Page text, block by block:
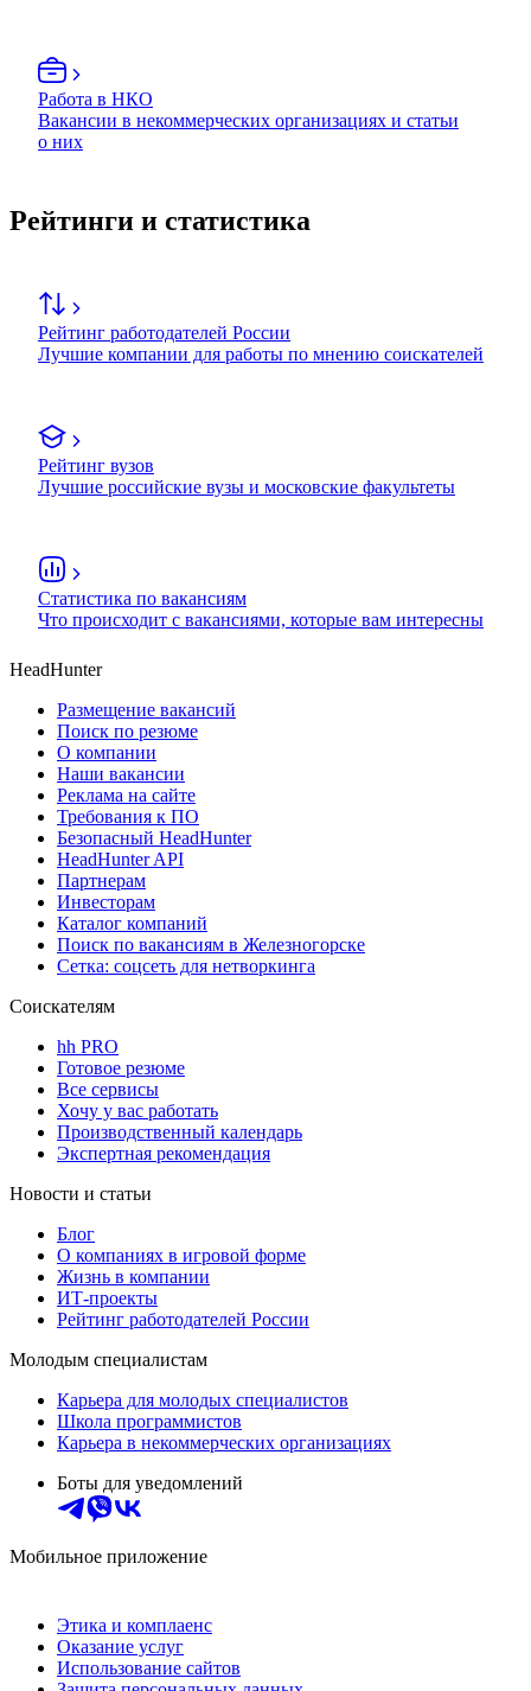
Работа в НКО
Вакансии в некоммерческих организациях и статьи
о них
Рейтинги и статистика
Рейтинг работодателей России
Лучшие компании для работы по мнению соискателей
Рейтинг вузов
Лучшие российские вузы и московские факультеты
Статистика по вакансиям
Что происходит с вакансиями, которые вам интересны
HeadHunter
Размещение вакансий
Поиск по резюме
О компании
Наши вакансии
Реклама на сайте
Требования к ПО
Безопасный HeadHunter
HeadHunter API
Партнерам
Инвесторам
Каталог компаний
Поиск по вакансиям в Железногорске
Сетка: соцсеть для нетворкинга
Соискателям
hh PRO
Готовое резюме
Все сервисы
Хочу у вас работать
Производственный календарь
Экспертная рекомендация
Новости и статьи
Блог
О компаниях в игровой форме
Жизнь в компании
ИТ-проекты
Рейтинг работодателей России
Молодым специалистам
Карьера для молодых специалистов
Школа программистов
Карьера в некоммерческих организациях
Боты для уведомлений
Мобильное приложение
Этика и комплаенс
Оказание услуг
Использование сайтов